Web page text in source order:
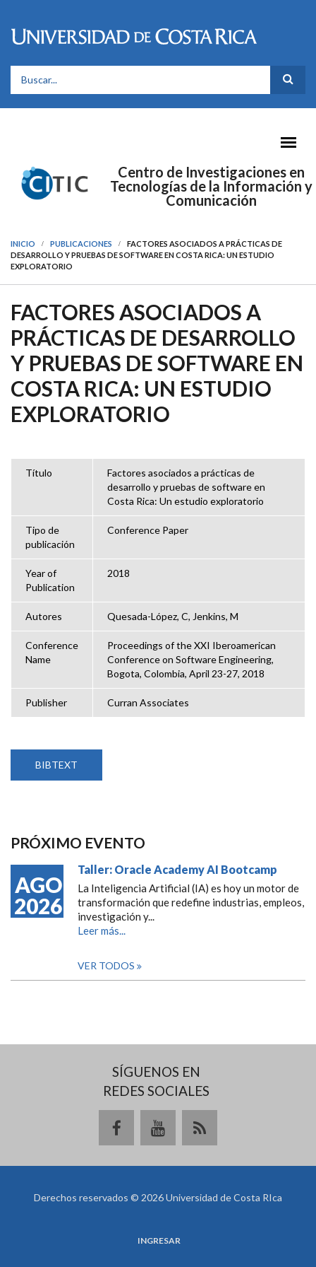
FORMULARIO DE BÚSQUEDA
Centro de Investigaciones en
Tecnologías de la Información y
Comunicación
INICIO PUBLICACIONES
FACTORES ASOCIADOS A PRÁCTICAS DE
DESARROLLO Y PRUEBAS DE SOFTWARE EN COSTA RICA: UN ESTUDIO
EXPLORATORIO
FACTORES ASOCIADOS A
PRÁCTICAS DE DESARROLLO
Y PRUEBAS DE SOFTWARE EN
COSTA RICA: UN ESTUDIO
EXPLORATORIO
Título
Factores asociados a prácticas de
desarrollo y pruebas de software en
Costa Rica: Un estudio exploratorio
Tipo de
publicación
Conference Paper
Year of
Publication
2018
Autores Quesada-López, C, Jenkins, M
Conference
Name
Proceedings of the XXI Iberoamerican
Conference on Software Engineering,
Bogota, Colombia, April 23-27, 2018
Publisher Curran Associates
BIBTEXT
PRÓXIMO EVENTO
AGO
2026
Taller: Oracle Academy AI Bootcamp
La Inteligencia Artificial (IA) es hoy un motor de
transformación que redefine industrias, empleos,
investigación y...
Leer más...
VER TODOS
SÍGUENOS EN
REDES SOCIALES
Derechos reservados © 2026 Universidad de Costa RIca
INGRESAR